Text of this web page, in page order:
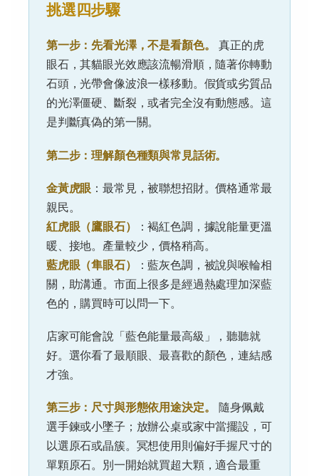
挑選四步驟
第一步：先看光澤，不是看顏色。
真正的虎
眼石，其貓眼光效應該流暢滑順，隨著你轉動
石頭，光帶會像波浪一樣移動。假貨或劣質品
的光澤僵硬、斷裂，或者完全沒有動態感。這
是判斷真偽的第一關。
第二步：理解顏色種類與常見話術。
金黃虎眼 ：最常見，被聯想招財。價格通常最
親民。
紅虎眼（鷹眼石）
：褐紅色調，據說能量更溫
暖、接地。產量較少，價格稍高。
藍虎眼（隼眼石）
：藍灰色調，被說與喉輪相
關，助溝通。市面上很多是經過熱處理加深藍
色的，購買時可以問一下。
店家可能會說「藍色能量最高級」，聽聽就
好。選你看了最順眼、最喜歡的顏色，連結感
才強。
第三步：尺寸與形態依用途決定。
隨身佩戴
選手鍊或小墜子；放辦公桌或家中當擺設，可
以選原石或晶簇。冥想使用則偏好手握尺寸的
單顆原石。別一開始就買超大顆，適合最重